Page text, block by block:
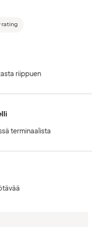
rating
riippuen
terminaalista